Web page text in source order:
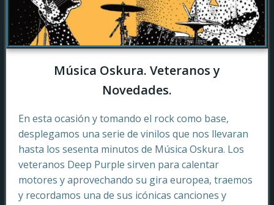
Música Oskura. Veteranos y
Novedades.
En esta ocasión y tomando el rock como base,
desplegamos una serie de vinilos que nos llevaran
hasta los sesenta minutos de Música Oskura. Los
veteranos Deep Purple sirven para calentar
motores y aprovechando su gira europea, traemos
y recordamos una de sus icónicas canciones y